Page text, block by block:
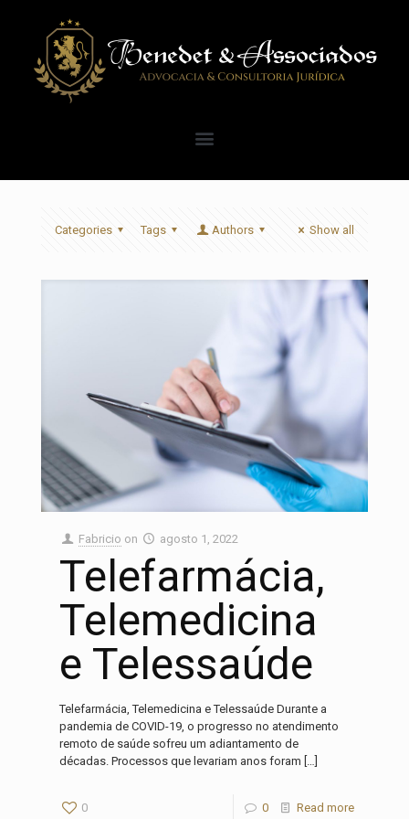
Categories Tags Authors Show all
Fabricio on agosto 1, 2022
Telefarmácia,
Telemedicina
e Telessaúde
Telefarmácia, Telemedicina e Telessaúde Durante a
pandemia de COVID-19, o progresso no atendimento
remoto de saúde sofreu um adiantamento de
décadas. Processos que levariam anos foram […]
0 0 Read more